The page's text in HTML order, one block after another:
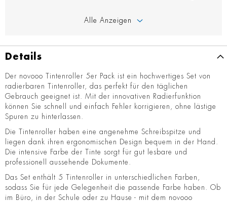
Alle Anzeigen
Details
Der novooo Tintenroller 5er Pack ist ein hochwertiges Set von
radierbaren Tintenroller, das perfekt für den täglichen
Gebrauch geeignet ist. Mit der innovativen Radierfunktion
können Sie schnell und einfach Fehler korrigieren, ohne lästige
Spuren zu hinterlassen.
Die Tintenroller haben eine angenehme Schreibspitze und
liegen dank ihren ergonomischen Design bequem in der Hand.
Die intensive Farbe der Tinte sorgt für gut lesbare und
professionell aussehende Dokumente.
Das Set enthält 5 Tintenroller in unterschiedlichen Farben,
sodass Sie für jede Gelegenheit die passende Farbe haben. Ob
im Büro, in der Schule oder zu Hause - mit dem novooo